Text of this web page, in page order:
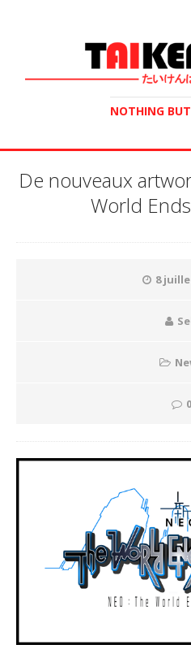
NOTHING
De nouveaux
World
8
0